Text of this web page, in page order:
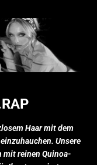
Haar mit dem
Unsere
reinen Quinoa-